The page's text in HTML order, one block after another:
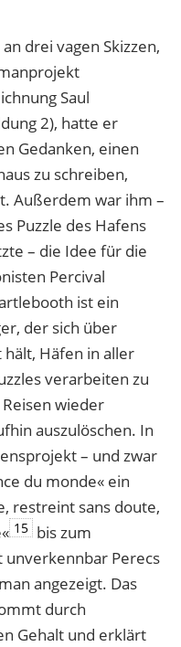
drei vagen Skizzen,
Saul
2), hatte er
Gedanken, einen
zu schreiben,
Außerdem war ihm –
Puzzle des Hafens
– die Idee für die
Percival
ist ein
der sich über
Häfen in aller
verarbeiten zu
wieder
auszulöschen. In
– und zwar
du monde« ein
restreint sans doute,
15 bis zum
Perecs
angezeigt. Das
durch
Gehalt und erklärt